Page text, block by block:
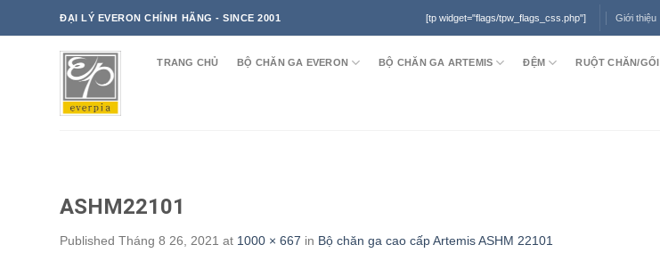
ĐẠI LÝ EVERON CHÍNH HÃNG - SINCE 2001 [tp widget="flags/tpw_flags_css.php"] Giới thiệu
TRANG CHỦ BỘ CHĂN GA EVERON BỘ CHĂN GA ARTEMIS ĐỆM RUỘT CHĂN/GỐI
ASHM22101
Published Tháng 8 26, 2021 at 1000 × 667 in Bộ chăn ga cao cấp Artemis ASHM 22101